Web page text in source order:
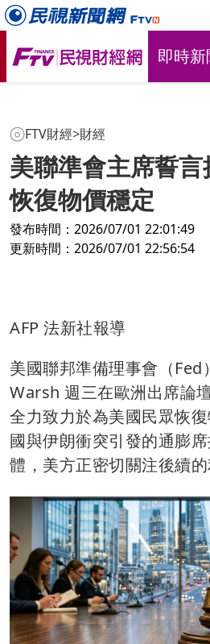
即時新
FTV財經>財經
美聯準會主席誓
恢復物價穩定
發布時間：2026/07/01 22:01:49
更新時間：2026/07/01 22:56:54
AFP 法新社報導
美國聯邦準備理事會（Fed
Warsh 週三在歐洲出席論
全力致力於為美國民眾恢
國與伊朗衝突引發的通膨
體，美方正密切關注後續的